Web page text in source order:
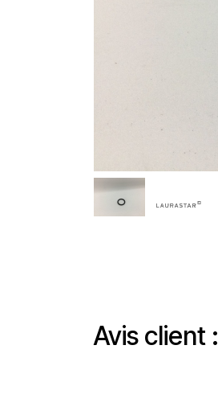
Avis client :